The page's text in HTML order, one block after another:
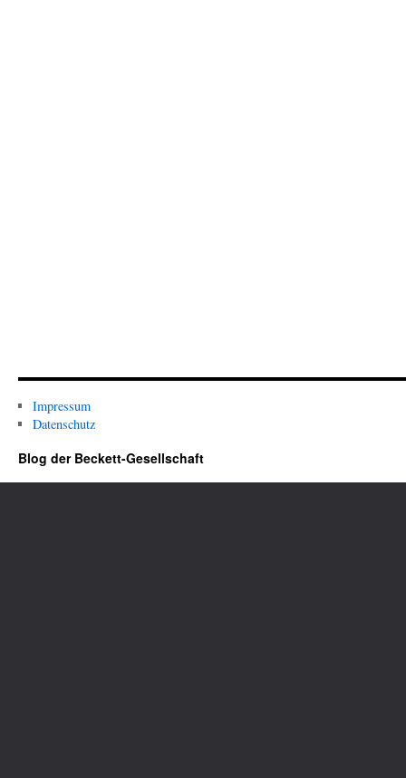
Impressum
Datenschutz
Blog der Beckett-Gesellschaft